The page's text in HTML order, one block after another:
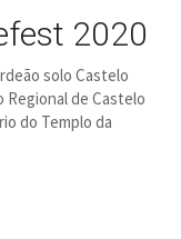
2020
solo Castelo
Regional de Castelo
do Templo da